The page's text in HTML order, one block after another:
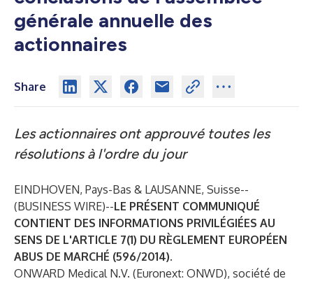
générale annuelle des
actionnaires
Share
Les actionnaires ont approuvé toutes les
résolutions à l'ordre du jour
EINDHOVEN, Pays-Bas & LAUSANNE, Suisse--
(BUSINESS WIRE)--LE PRÉSENT COMMUNIQUÉ
CONTIENT DES INFORMATIONS PRIVILÉGIÉES AU
SENS DE L'ARTICLE 7(1) DU RÈGLEMENT EUROPÉEN
ABUS DE MARCHÉ (596/2014).
ONWARD Medical N.V. (Euronext: ONWD), société de